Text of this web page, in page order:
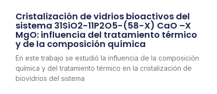
Cristalización de vidrios bioactivos del
sistema 31SiO2-11P2O5-(58-X) CaO –X
MgO: influencia del tratamiento térmico
y de la composición química
En este trabajo se estudió la influencia de la composición
química y del tratamiento térmico en la cristalización de
biovidrios del sistema